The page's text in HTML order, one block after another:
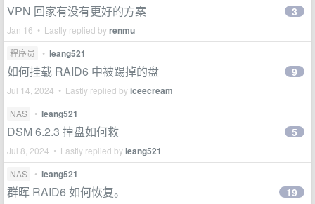
VPN 回家有没有更好的方案
Jan 16 • Lastly replied byrenmu
3
程序员 • leang521
如何挂载 RAID6 中被踢掉的盘
Jul 14, 2024 • Lastly replied byiceecream
9
NAS • leang521
DSM 6.2.3 掉盘如何救
Jul 8, 2024 • Lastly replied byleang521
5
NAS • leang521
群晖 RAID6 如何恢复。 19